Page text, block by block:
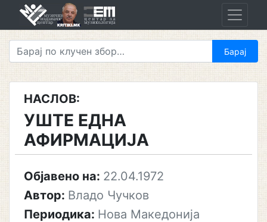
НАСЛОВ:
УШТЕ ЕДНА
АФИРМАЦИЈА
Објавено на: 22.04.1972
Автор: Владо Чучков
Периодика: Нова Македонија